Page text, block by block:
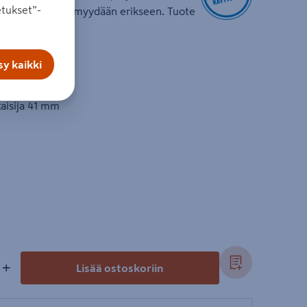
akku ja laturi myydään erikseen. Tuote
93 mm
41 mm
+ Lisää ostoskoriin
kaikki